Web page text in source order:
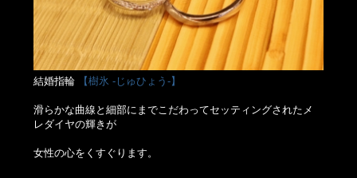
結婚指輪 【樹氷 -じゅひょう-】
滑らかな曲線と細部にまでこだわってセッティングされたメ
レダイヤの輝きが
女性の心をくすぐります。